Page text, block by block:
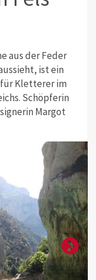
aus der Feder
ist ein
Kletterer im
Schöpferin
Margot